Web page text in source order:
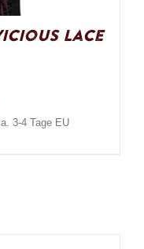
Lace
3-4 Tage EU